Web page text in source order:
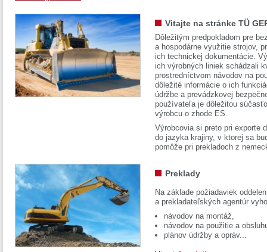
Vitajte na stránke TÜ
Dôležitým predpokladom pre
a hospodárne využitie strojov,
ich technickej dokumentácie.
ich výrobných liniek schádzali
prostredníctvom návodov na
dôležité informácie o ich
údržbe a prevádzkovej
používateľa je dôležitou
výrobcu o zhode ES.
Výrobcovia si preto pri exporte
do jazyka krajiny, v ktorej sa
pomôže pri prekladoch z
Preklady
Na základe požiadaviek
a prekladateľských agentúr
návodov na montáž,
návodov na použitie a
plánov údržby a opráv...